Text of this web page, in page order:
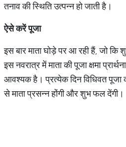
तनाव की स्थिति उत्पन्न हो जाती है।
ऐसेकरेंपूजा
इस बार माता घोड़े पर आ रही हैं, जो कि
इस नवरात्र में माता की पूजा क्षमा
आवश्यक है। प्रत्येक दिन विधिवत पूजा
से माता प्रसन्न होंगी और शुभ फल देंगी।